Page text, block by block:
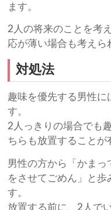
ます。
2人の将来のことを考
応が薄い場合も考えら
対処法
趣味を優先する男性に
す。
2人っきりの場合でも
ちらも放置することが
男性の方から「かまっ
をさせてごめん」と歩
す。
放置する前に、2人で